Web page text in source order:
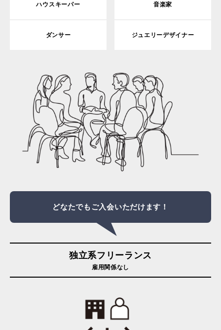
ハウスキーパー 音楽家
ダンサー ジュエリーデザイナー
どなたでもご入会いただけます！
独立系フリーランス
雇用関係なし